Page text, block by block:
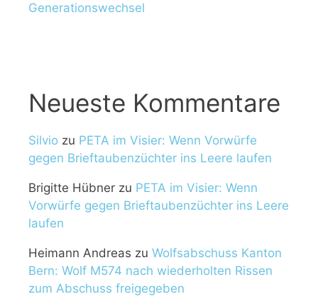
Generationswechsel
Neueste Kommentare
Silvio zu PETA im Visier: Wenn Vorwürfe
gegen Brieftaubenzüchter ins Leere laufen
Brigitte Hübner zu PETA im Visier: Wenn
Vorwürfe gegen Brieftaubenzüchter ins Leere
laufen
Heimann Andreas zu Wolfsabschuss Kanton
Bern: Wolf M574 nach wiederholten Rissen
zum Abschuss freigegeben